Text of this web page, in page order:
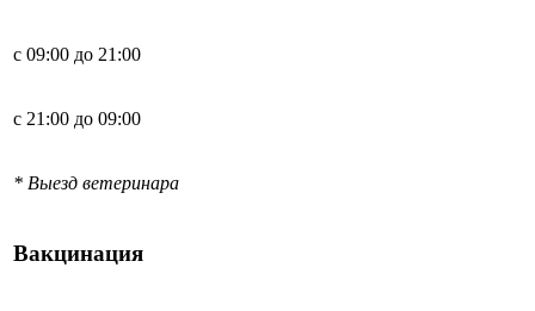
с 09:00 до 21:00
с 21:00 до 09:00
* Выезд ветеринара
Вакцинация